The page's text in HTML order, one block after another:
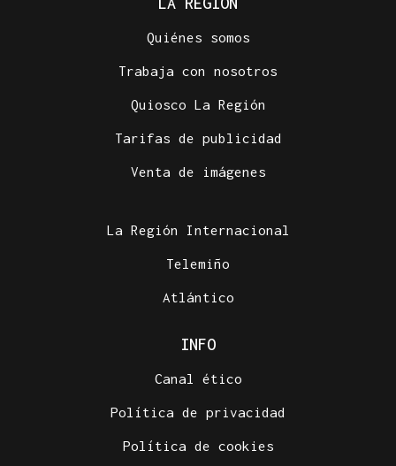
Sodercan ofrece un programa gratuito para
Quiénes somos
Trabaja con nosotros
Quiosco La Región
Tarifas de publicidad
Venta de imágenes
La Región Internacional
Telemiño
Atlántico
INFO
Canal ético
Política de privacidad
Política de cookies